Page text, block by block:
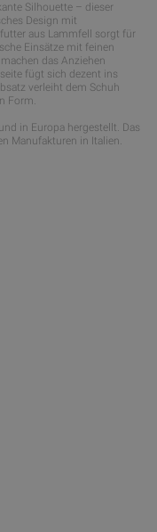
Silhouette – dieser
Design mit
aus Lammfell sorgt für
Einsätze mit feinen
das Anziehen
fügt sich dezent ins
verleiht dem Schuh
Form.
in Europa hergestellt. Das
Manufakturen in Italien.